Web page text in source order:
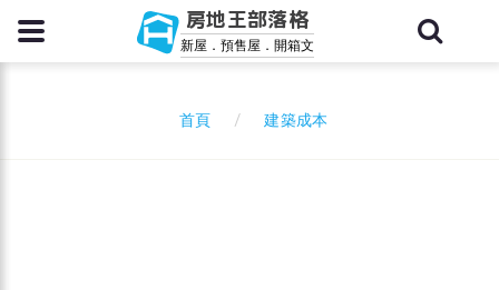
房地王部落格
新屋．預售屋．開箱文
首頁 建築成本